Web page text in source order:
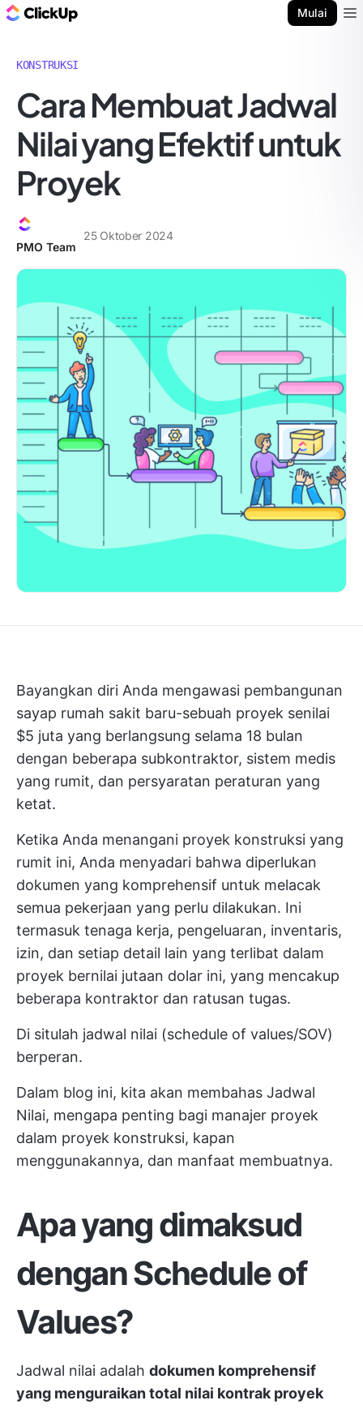
Mulai
KONSTRUKSI
Cara Membuat Jadwal
Nilai yang Efektif untuk
Proyek
PMO Team
25 Oktober 2024
Bayangkan diri Anda mengawasi pembangunan
sayap rumah sakit baru-sebuah proyek senilai
$5 juta yang berlangsung selama 18 bulan
dengan beberapa subkontraktor, sistem medis
yang rumit, dan persyaratan peraturan yang
ketat.
Ketika Anda menangani proyek konstruksi yang
rumit ini, Anda menyadari bahwa diperlukan
dokumen yang komprehensif untuk melacak
semua pekerjaan yang perlu dilakukan. Ini
termasuk tenaga kerja, pengeluaran, inventaris,
izin, dan setiap detail lain yang terlibat dalam
proyek bernilai jutaan dolar ini, yang mencakup
beberapa kontraktor dan ratusan tugas.
Di situlah jadwal nilai (schedule of values/SOV)
berperan.
Dalam blog ini, kita akan membahas Jadwal
Nilai, mengapa penting bagi manajer proyek
dalam proyek konstruksi, kapan
menggunakannya, dan manfaat membuatnya.
Apa yang dimaksud
dengan Schedule of
Values?
Jadwal nilai adalah dokumen komprehensif
yang menguraikan total nilai kontrak proyek